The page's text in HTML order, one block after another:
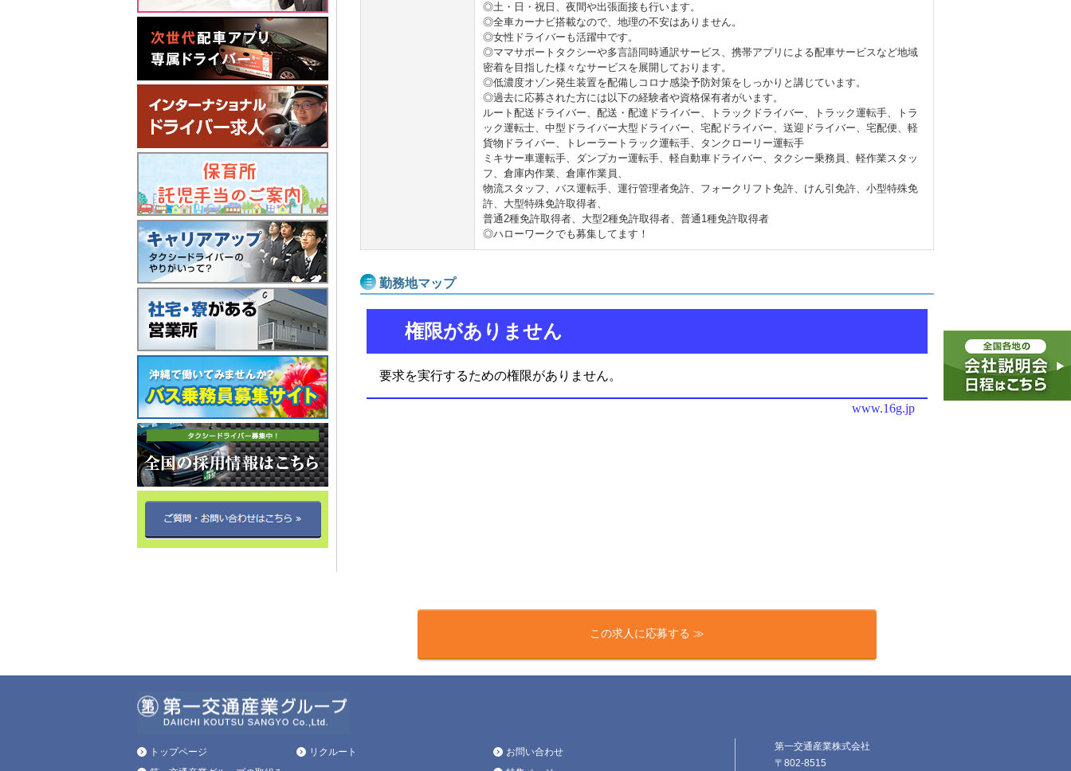
◎土・日・祝日、夜間や出張面接も行います。
◎全車カーナビ搭載なので、地理の不安はありません。
◎女性ドライバーも活躍中です。
◎ママサポートタクシーや多言語同時通訳サービス、携帯アプリによる配車サービスなど地域
密着を目指した様々なサービスを展開しております。
◎低濃度オゾン発生装置を配備しコロナ感染予防対策をしっかりと講じています。
◎過去に応募された方には以下の経験者や資格保有者がいます。
ルート配送ドライバー、配送・配達ドライバー、トラックドライバー、トラック運転手、トラ
ック運転士、中型ドライバー大型ドライバー、宅配ドライバー、送迎ドライバー、宅配便、軽
貨物ドライバー、トレーラートラック運転手、タンクローリー運転手
ミキサー車運転手、ダンプカー運転手、軽自動車ドライバー、タクシー乗務員、軽作業スタッ
フ、倉庫内作業、倉庫作業員、
物流スタッフ、バス運転手、運行管理者免許、フォークリフト免許、けん引免許、小型特殊免
許、大型特殊免許取得者、
普通2種免許取得者、大型2種免許取得者、普通1種免許取得者
◎ハローワークでも募集してます！
勤務地マップ
この求人に応募する ≫
トップページ
リクルート
お問い合わせ
第一交通産業株式会社
〒802-8515